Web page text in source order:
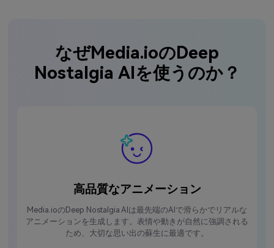
なぜMedia.ioのDeep
Nostalgia AIを使うのか？
高品質なアニメーション
Media.ioのDeep Nostalgia AIは最先端のAIで滑らかでリアルな
アニメーションを生成します。表情や動きが自然に強調される
ため、大切な思い出の蘇生に最適です。